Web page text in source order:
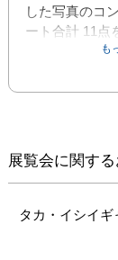
した写真のコ
ート合計 11点
ベーコンが制
は、よく知ら
す。ジョン・
撮影を依頼す
も
展覧会に関す
タカ・イシイギ